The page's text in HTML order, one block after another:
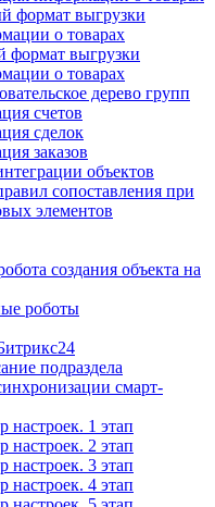
формат выгрузки
о товарах
формат выгрузки
о товарах
дерево групп
счетов
сделок
заказов
объектов
сопоставления при
элементов
создания объекта на
роботы
подраздела
смарт-
настроек. 1 этап
настроек. 2 этап
настроек. 3 этап
настроек. 4 этап